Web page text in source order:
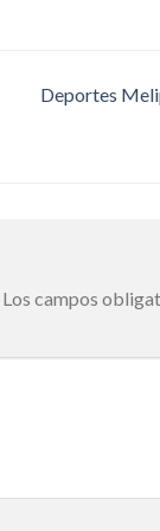
Deportes
Los campos